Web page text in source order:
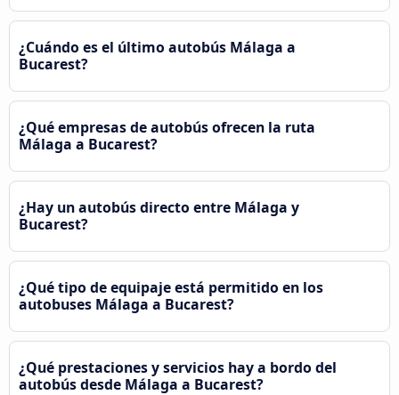
¿Cuándo es el último autobús Málaga a
Bucarest?
¿Qué empresas de autobús ofrecen la ruta
Málaga a Bucarest?
¿Hay un autobús directo entre Málaga y
Bucarest?
¿Qué tipo de equipaje está permitido en los
autobuses Málaga a Bucarest?
¿Qué prestaciones y servicios hay a bordo del
autobús desde Málaga a Bucarest?